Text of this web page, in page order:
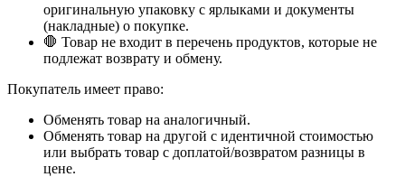
оригинальную упаковку с ярлыками и документы
(накладные) о покупке.
🛑 Товар не входит в перечень продуктов, которые не
подлежат возврату и обмену.
Покупатель имеет право:
Обменять товар на аналогичный.
Обменять товар на другой с идентичной стоимостью
или выбрать товар с доплатой/возвратом разницы в
цене.